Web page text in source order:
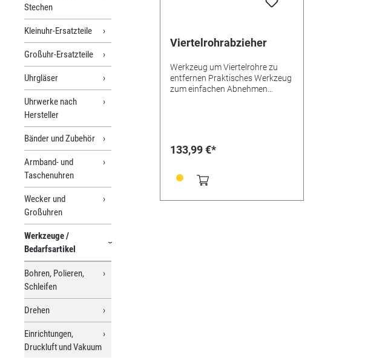
Stechen
Kleinuhr-Ersatzteile
Großuhr-Ersatzteile
Uhrgläser
Uhrwerke nach
Hersteller
Bänder und Zubehör
Armband- und
Taschenuhren
Wecker und
Großuhren
Werkzeuge /
Bedarfsartikel
Bohren, Polieren,
Schleifen
Drehen
Einrichtungen,
Druckluft und Vakuum
Viertelrohrabzieher
Werkzeug um Viertelrohre zu
entfernen Praktisches Werkzeug
zum einfachen Abnehmen
133,99 €*